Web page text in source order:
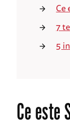
Ce
7
5
Ce este